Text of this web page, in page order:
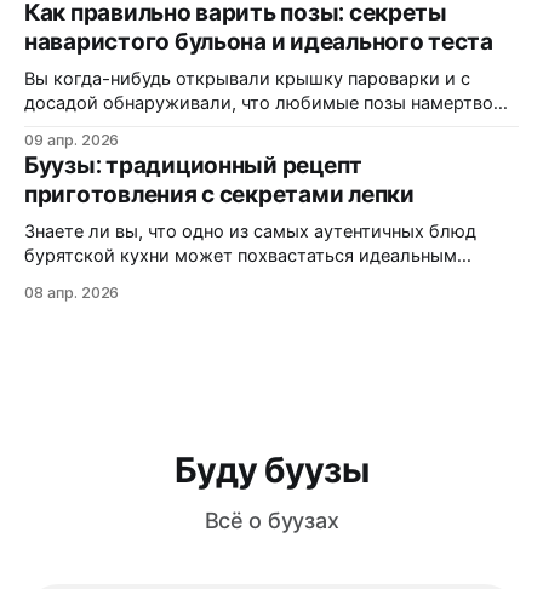
«буузы», а другие — «позы», как диаспора адаптирует
рецепт под западные реалии, и где именно на трассах
Монтаны можно заказать свежую партию без
Как правильно варить позы: секреты
наваристого бульона и идеального теста
Вы когда-нибудь открывали крышку пароварки и с
досадой обнаруживали, что любимые позы намертво
пирожок, а внутри — сухо и безвкусно? Статистика
кулинарных форумов показывает: более 60% новичков
сталкиваются с этими проблемами при первом
знакомстве с бурятской кухней. В этой статье вы
узнаете:
09 апр. 2026
Буузы: традиционный рецепт
приготовления с секретами лепки
Знаете ли вы, что одно из самых аутентичных блюд
бурятской кухни может похвастаться идеальным
Буузы (или позы, как их ошибочно называют) — это не
08 апр. 2026
Буду буузы
Всё о буузах